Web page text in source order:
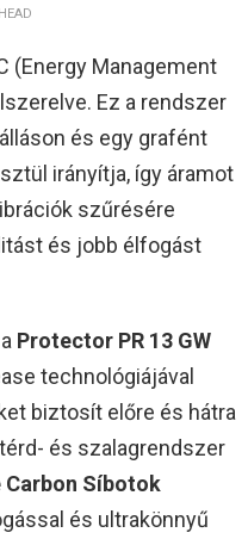
(Energy Management
Ez a rendszer
és egy grafént
irányítja, így áramot
szűrésére
és jobb élfogást
Protector PR 13 GW
technológiájával
biztosít előre és hátra
és szalagrendszer
Carbon Síbotok
és ultrakönnyű